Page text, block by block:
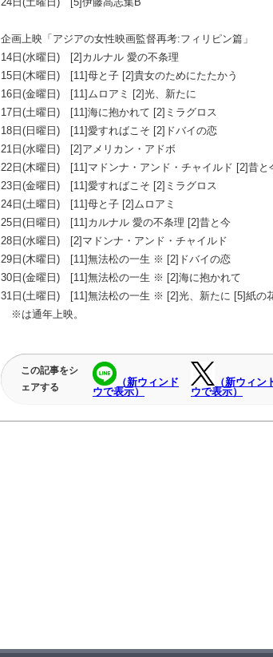
企画上映「アジアの女性映画監督再考:フィリピン篇」
14日(水曜日) [2]カルナル 愛の不条理
15日(木曜日) [11]母と子 [2]貴女のためにたたかう
16日(金曜日) [11]ムロアミ [2]光、新たに
17日(土曜日) [11]海に抱かれて [2]ミラグロス
18日(日曜日) [11]愛すればこそ [2]ドバイの恋
21日(水曜日) [2]アメリカン・アドボ
22日(木曜日) [11]マドンナ・アンド・チャイルド [2]昔と
23日(金曜日) [11]愛すればこそ [2]ミラグロス
24日(土曜日) [11]母と子 [2]ムロアミ
25日(日曜日) [11]カルナル 愛の不条理 [2]昔と今
28日(水曜日) [2]マドンナ・アンド・チャイルド
29日(木曜日) [11]無法松の一生 ※ [2]ドバイの恋
30日(金曜日) [11]無法松の一生 ※ [2]海に抱かれて
31日(土曜日) [11]無法松の一生 ※ [2]光、新たに [5]紙の
※は通年上映。
この記事をシ
ェアする
（新ウィンド
ウで表示）
（新ウィン
ウで表示）